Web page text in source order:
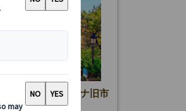
公園＆バルセロナ旧市
ド付）